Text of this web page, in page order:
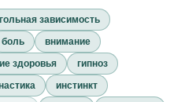
зависимость
боль
внимание
здоровья
гипноз
инстинкт